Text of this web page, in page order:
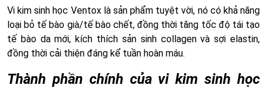
Vi kim sinh học Ventox là sản phẩm tuyệt vời, nó có khả năng
loại bỏ tế bào già/tế bào chết, đồng thời tăng tốc độ tái tạo
tế bào da mới, kích thích sản sinh collagen và sợi elastin,
đồng thời cải thiện đáng kể tuần hoàn máu.
Thành phần chính của vi kim sinh học